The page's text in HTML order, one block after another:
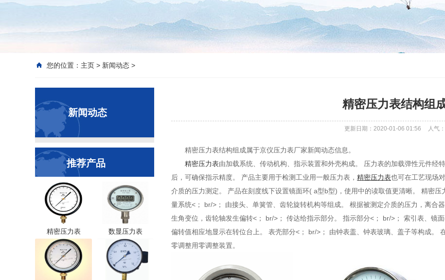
您的位置： 主页 > 新闻动态 >
新闻动态
推荐产品
精密压力表 数显压力表
精密压力表结构组
更新日期：2020-01-06 01:56 人气：
精密压力表结构组成属于京仪压力表厂家新闻动态信息。
精密压力表由加载系统、传动机构、指示装置和外壳构成。 压力表的加载弹性元件经
后，可确保指示精度。 产品主要用于检测工业用一般压力表， 精密压力表也可在工艺现场
介质的压力测定。 产品在刻度线下设置镜面环( a型b型)，使用中的读取值更清晰。 精密
量系统<； br/>； 由接头、单簧管、齿轮旋转机构等组成。 根据被测定介质的压力，离合
生角变位，齿轮轴发生偏转<； br/>； 传达给指示部分。 指示部分<； br/>； 索引表、镜
偏转值相应地显示在转位台上。 表壳部分<； br/>； 由钟表盖、钟表玻璃、盖子等构成。
零调整用零调整装置。